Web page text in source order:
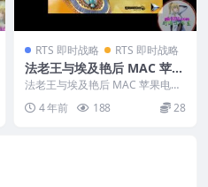
RTS 即时战略 RTS 即时战略
法老王与埃及艳后 MAC 苹果
电脑游戏 繁体中文版 支援10.
13 10.14 10.15 11 12 适用于
APPLE CPU
法老王与埃及艳后 MAC 苹果电脑
游戏 繁体中文版 支援10.13 10.14
... 4 年前 188 28